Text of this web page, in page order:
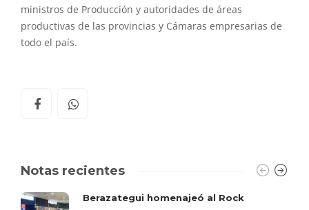
ministros de Producción y autoridades de áreas
productivas de las provincias y Cámaras empresarias de
todo el país.
Notas recientes
Berazategui homenajeó al Rock